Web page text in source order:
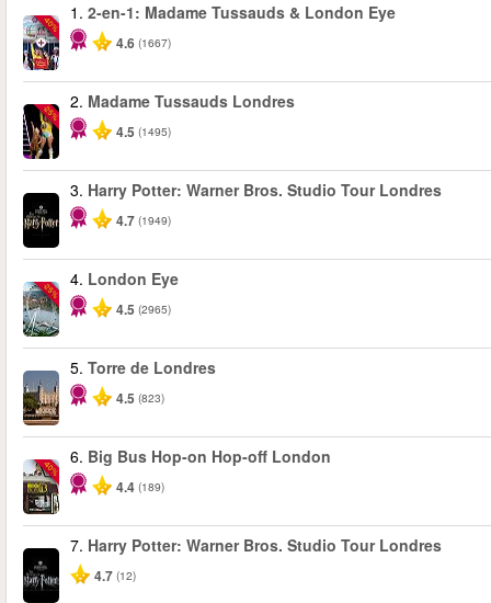
-40%
1. 2-en-1: Madame Tussauds & London Eye
4.6 (1667)
-25%
2. Madame Tussauds Londres
4.5 (1495)
3. Harry Potter: Warner Bros. Studio Tour Londres
4.7 (1949)
-25%
4. London Eye
4.5 (2965)
5. Torre de Londres
4.5 (823)
-40%
6. Big Bus Hop-on Hop-off London
4.4 (189)
7. Harry Potter: Warner Bros. Studio Tour Londres
4.7 (12)